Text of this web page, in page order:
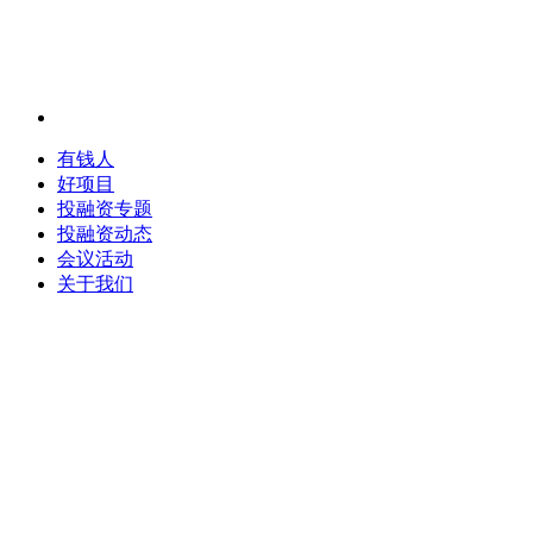
有钱人
好项目
投融资专题
投融资动态
会议活动
关于我们